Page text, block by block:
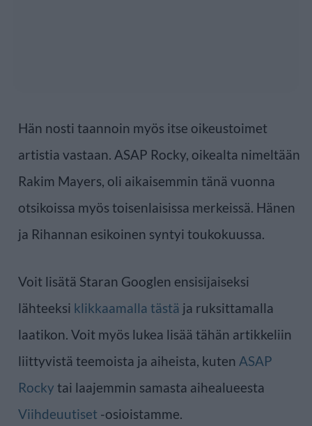
Hän nosti taannoin myös itse oikeustoimet
artistia vastaan. ASAP Rocky, oikealta nimeltään
Rakim Mayers, oli aikaisemmin tänä vuonna
otsikoissa myös toisenlaisissa merkeissä. Hänen
ja Rihannan esikoinen syntyi toukokuussa.
Voit lisätä Staran Googlen ensisijaiseksi
lähteeksi klikkaamalla tästä ja ruksittamalla
laatikon. Voit myös lukea lisää tähän artikkeliin
liittyvistä teemoista ja aiheista, kuten ASAP
Rocky tai laajemmin samasta aihealueesta
Viihdeuutiset -osioistamme.